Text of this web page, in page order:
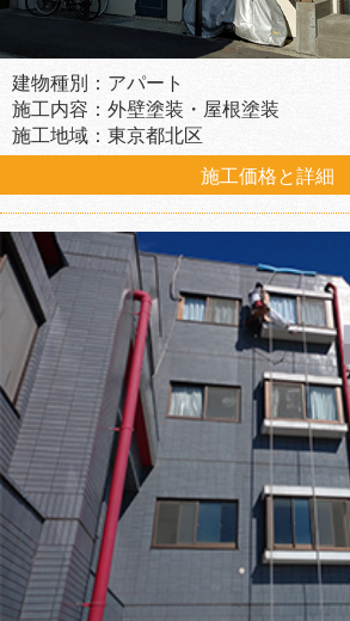
建物種別：アパート
施工内容：外壁塗装・屋根塗装
施工地域：東京都北区
施工価格と詳細